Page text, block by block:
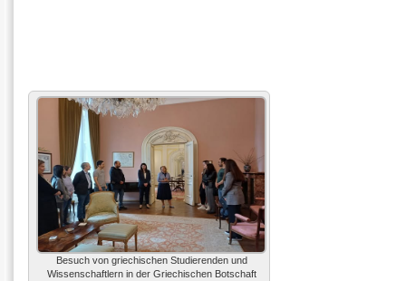
Besuch von griechischen Studierenden und
Wissenschaftlern in der Griechischen Botschaft